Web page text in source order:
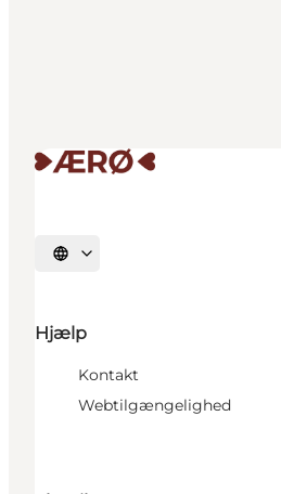
Vælg sprog
Hjælp
Kontakt
Webtilgængelighed